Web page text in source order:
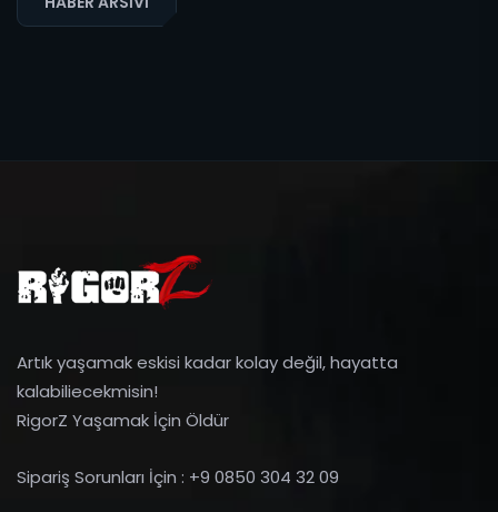
Artık yaşamak eskisi kadar kolay değil, hayatta
kalabiliecekmisin!
RigorZ Yaşamak İçin Öldür
Sipariş Sorunları İçin : +9 0850 304 32 09